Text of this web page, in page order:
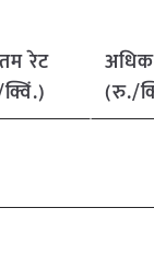
रेट
(रु./